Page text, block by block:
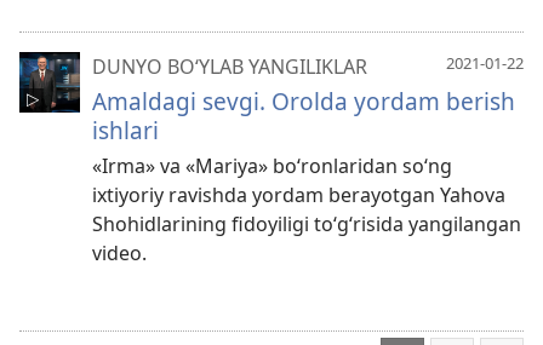
2021-01-22
DUNYO BO‘YLAB YANGILIKLAR
Amaldagi sevgi. Orolda yordam berish
ishlari
«Irma» va «Mariya» bo‘ronlaridan so‘ng
ixtiyoriy ravishda yordam berayotgan Yahova
Shohidlarining fidoyiligi to‘g‘risida yangilangan
video.